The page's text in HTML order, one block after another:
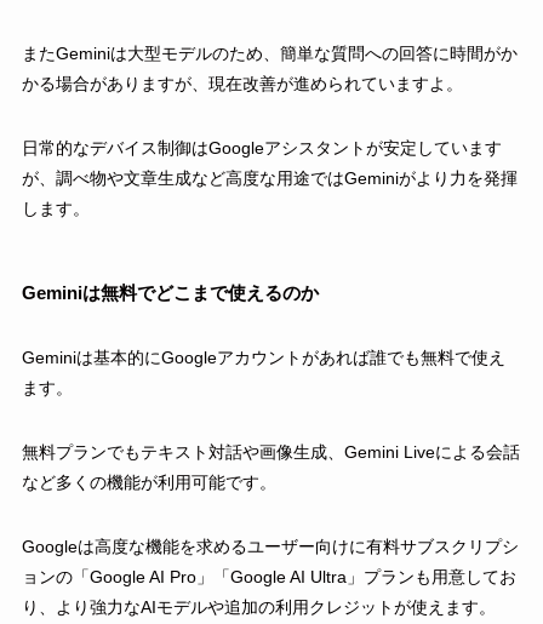
またGeminiは大型モデルのため、簡単な質問への回答に時間がか
かる場合がありますが、現在改善が進められていますよ。
日常的なデバイス制御はGoogleアシスタントが安定しています
が、調べ物や文章生成など高度な用途ではGeminiがより力を発揮
します。
Geminiは無料でどこまで使えるのか
Geminiは基本的にGoogleアカウントがあれば誰でも無料で使え
ます。
無料プランでもテキスト対話や画像生成、Gemini Liveによる会話
など多くの機能が利用可能です。
Googleは高度な機能を求めるユーザー向けに有料サブスクリプシ
ョンの「Google AI Pro」「Google AI Ultra」プランも用意してお
り、より強力なAIモデルや追加の利用クレジットが使えます。